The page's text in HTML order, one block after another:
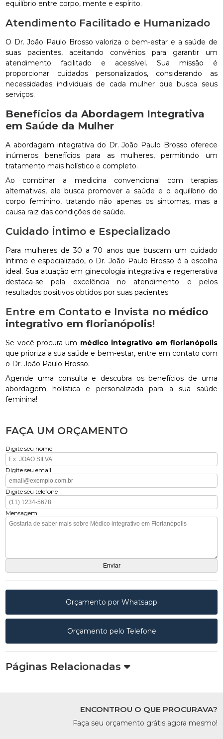
equilíbrio entre corpo, mente e espírito.
Atendimento Facilitado e Humanizado
O Dr. João Paulo Brosso valoriza o bem-estar e a saúde de
suas pacientes, aceitando convênios para garantir um
atendimento facilitado e acessível. Sua missão é
proporcionar cuidados personalizados, considerando as
necessidades individuais de cada mulher que busca seus
serviços.
Benefícios da Abordagem Integrativa
em Saúde da Mulher
A abordagem integrativa do Dr. João Paulo Brosso oferece
inúmeros benefícios para as mulheres, permitindo um
tratamento mais holístico e completo.
Ao combinar a medicina convencional com terapias
alternativas, ele busca promover a saúde e o equilíbrio do
corpo feminino, tratando não apenas os sintomas, mas a
causa raiz das condições de saúde.
Cuidado Íntimo e Especializado
Para mulheres de 30 a 70 anos que buscam um cuidado
íntimo e especializado, o Dr. João Paulo Brosso é a escolha
ideal. Sua atuação em ginecologia integrativa e regenerativa
destaca-se pela excelência no atendimento e pelos
resultados positivos obtidos por suas pacientes.
Entre em Contato e Invista no médico
integrativo em florianópolis!
Se você procura um médico integrativo em florianópolis
que prioriza a sua saúde e bem-estar, entre em contato com
o Dr. João Paulo Brosso.
Agende uma consulta e descubra os benefícios de uma
abordagem holística e personalizada para a sua saúde
feminina!
FAÇA UM ORÇAMENTO
Digite seu nome
Digite seu email
Digite seu telefone
Mensagem
Orçamento por Whatsapp
Orçamento pelo Telefone
Páginas Relacionadas
ENCONTROU O QUE PROCURAVA?
Faça seu orçamento grátis agora mesmo!